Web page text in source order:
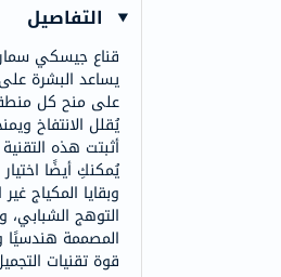
التفاصيل
يساعد البشرة
على منح كل منطقة
أثبتت هذه
يُمكنكِ أيضًا
التوهج
المصممة هندسيًا
قوة تقنيات